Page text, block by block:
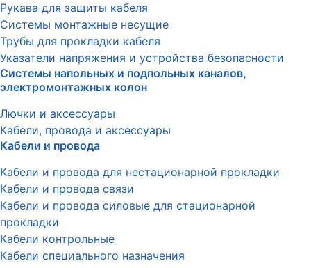
Рукава для защиты кабеля
Системы монтажные несущие
Трубы для прокладки кабеля
Указатели напряжения и устройства безопасности
Системы напольных и подпольных каналов,
электромонтажных колон
Лючки и аксессуары
Кабели, провода и аксессуары
Кабели и провода
Кабели и провода для нестационарной прокладки
Кабели и провода связи
Кабели и провода силовые для стационарной
прокладки
Кабели контрольные
Кабели специального назначения